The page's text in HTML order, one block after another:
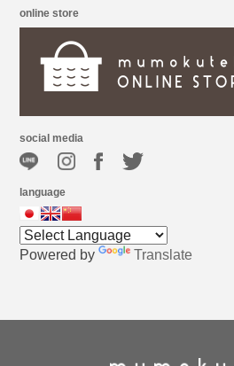
online store
social media
language
Powered by Translate